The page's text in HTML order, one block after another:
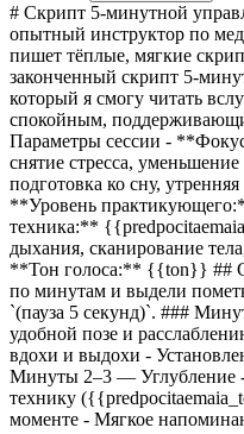
# Скрипт 5-минутной
опытный инструктор по
пишет тёплые, мягкие
законченный скрипт 5-
который я смогу читать
спокойным,
Параметры сессии -
снятие стресса,
подготовка ко сну,
**Уровень
техника:**
дыхания, сканирование
**Тон голоса:** {{ton}} ##
по минутам и выдели
`(пауза 5 секунд)`. ###
удобной позе и
вдохи и выдохи -
Минуты 2–3 — Углубление
технику (
моменте - Мягкое